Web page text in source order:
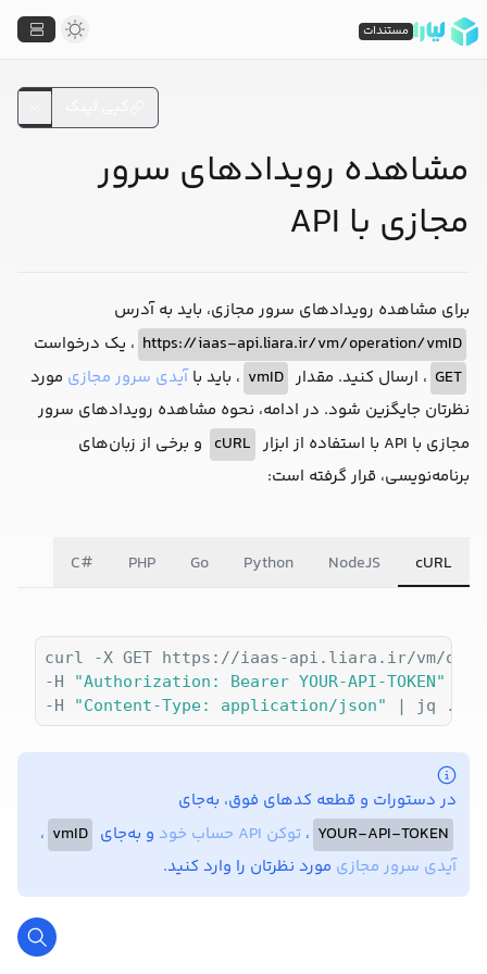
مشاهده رویدادهای سرور
مجازی با API
برای مشاهده رویدادهای سرور مجازی، باید به آدرس
https://iaas-api.liara.ir/vm/operation/vmID ، یک درخواست
GET ، ارسال کنید. مقدار vmID ، باید باآیدی سرور مجازی مورد
نظرتان جایگزین شود. در ادامه، نحوه مشاهده رویدادهای سرور
مجازی با API با استفاده از ابزار
cURL و برخی از زبان‌های
برنامه‌نویسی، قرار گرفته است:
cURL
NodeJS
Python
Go
PHP
C#
curl -X GET https://iaas-api.liara.ir/vm/
-H
"Authorization: Bearer YOUR-API-TOKEN"
-H
"Content-Type: application/json"
در دستورات و قطعه کدهای فوق، به‌جای
YOUR-API-TOKEN ، توکن API حساب خود و به‌جای vmID ،
آیدی سرور مجازی مورد نظرتان را وارد کنید.
مستندات